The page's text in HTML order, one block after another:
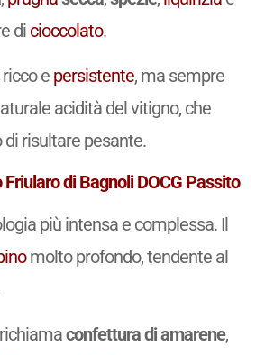
di cioccolato.
e persistente, ma sempre
acidità del vitigno, che
risultare pesante.
di Bagnoli DOCG Passito
più intensa e complessa. Il
molto profondo, tendente al
confettura di amarene,